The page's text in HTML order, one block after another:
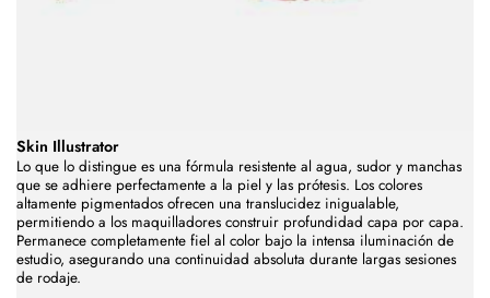
Skin Illustrator
Lo que lo distingue es una fórmula resistente al agua, sudor y manchas
que se adhiere perfectamente a la piel y las prótesis. Los colores
altamente pigmentados ofrecen una translucidez inigualable,
permitiendo a los maquilladores construir profundidad capa por capa.
Permanece completamente fiel al color bajo la intensa iluminación de
estudio, asegurando una continuidad absoluta durante largas sesiones
de rodaje.